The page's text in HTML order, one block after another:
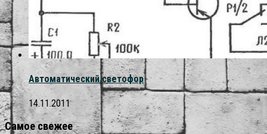
Автоматический светофор
14.11.2011
Самое свежее